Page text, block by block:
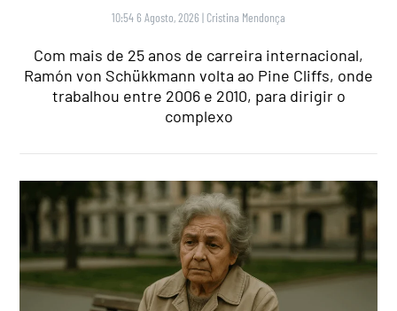
10:54 6 Agosto, 2026 | Cristina Mendonça
Com mais de 25 anos de carreira internacional,
Ramón von Schükkmann volta ao Pine Cliffs, onde
trabalhou entre 2006 e 2010, para dirigir o
complexo